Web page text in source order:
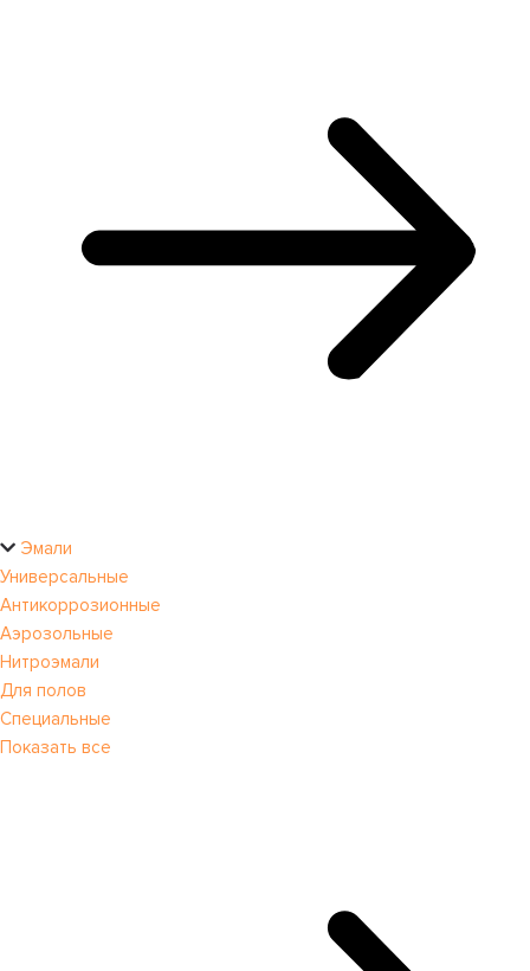
Эмали
Универсальные
Антикоррозионные
Аэрозольные
Нитроэмали
Для полов
Специальные
Показать все